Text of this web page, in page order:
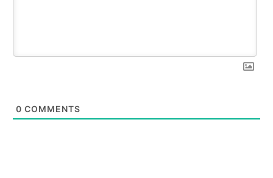
0 COMMENTS